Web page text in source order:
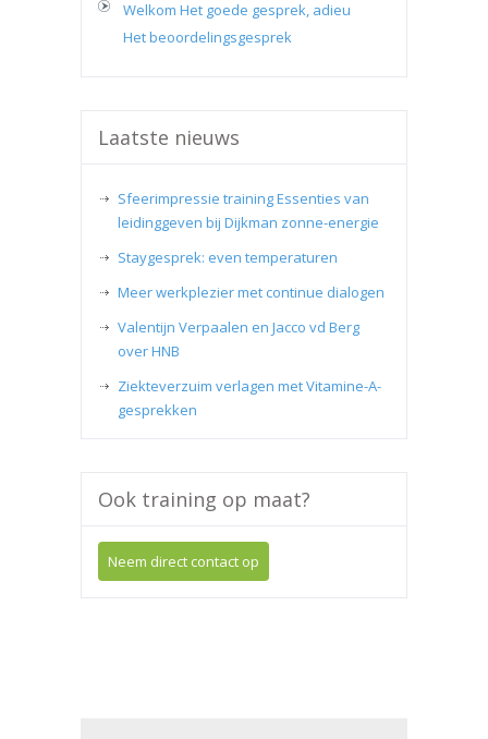
Welkom Het goede gesprek, adieu
Het beoordelingsgesprek
Laatste nieuws
Sfeerimpressie training Essenties van
leidinggeven bij Dijkman zonne-energie
Staygesprek: even temperaturen
Meer werkplezier met continue dialogen
Valentijn Verpaalen en Jacco vd Berg
over HNB
Ziekteverzuim verlagen met Vitamine-A-
gesprekken
Ook training op maat?
Neem direct contact op